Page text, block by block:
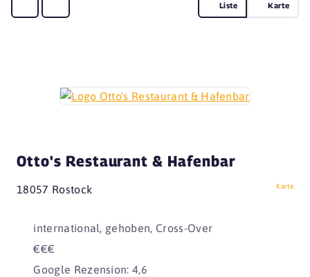
Liste Karte
Otto's Restaurant & Hafenbar
18057 Rostock Karte
international, gehoben, Cross-Over
€€€
Google Rezension: 4,6